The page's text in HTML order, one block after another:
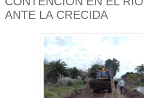
ANTE LA CRECIDA